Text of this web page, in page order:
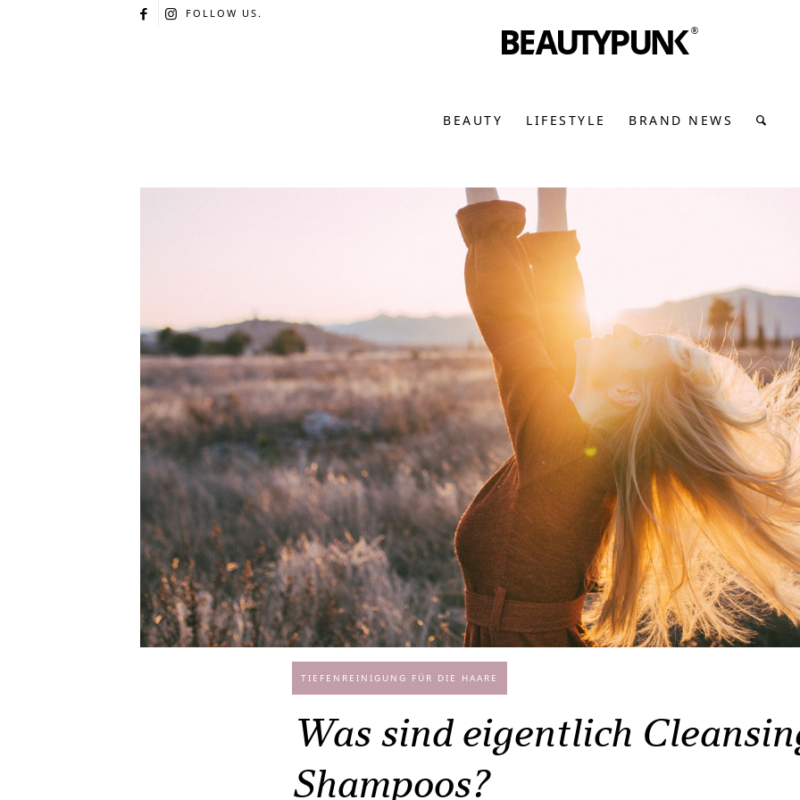
FOLLOW US.
BEAUTY LIFESTYLE BRAND NEWS
TIEFENREINIGUNG FÜR DIE HAARE
Was sind eigentlich
Shampoos?